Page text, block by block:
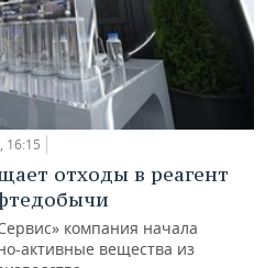
16:15
отходы в реагент
компания начала
активные вещества из